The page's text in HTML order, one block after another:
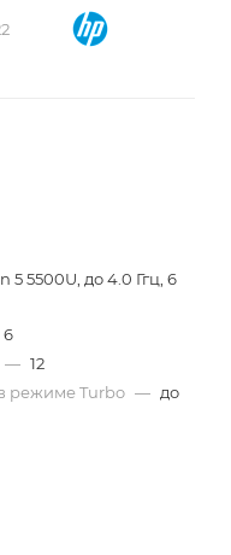
5 5500U, до 4.0 Ггц, 6
6
— 12
режиме Turbo — до